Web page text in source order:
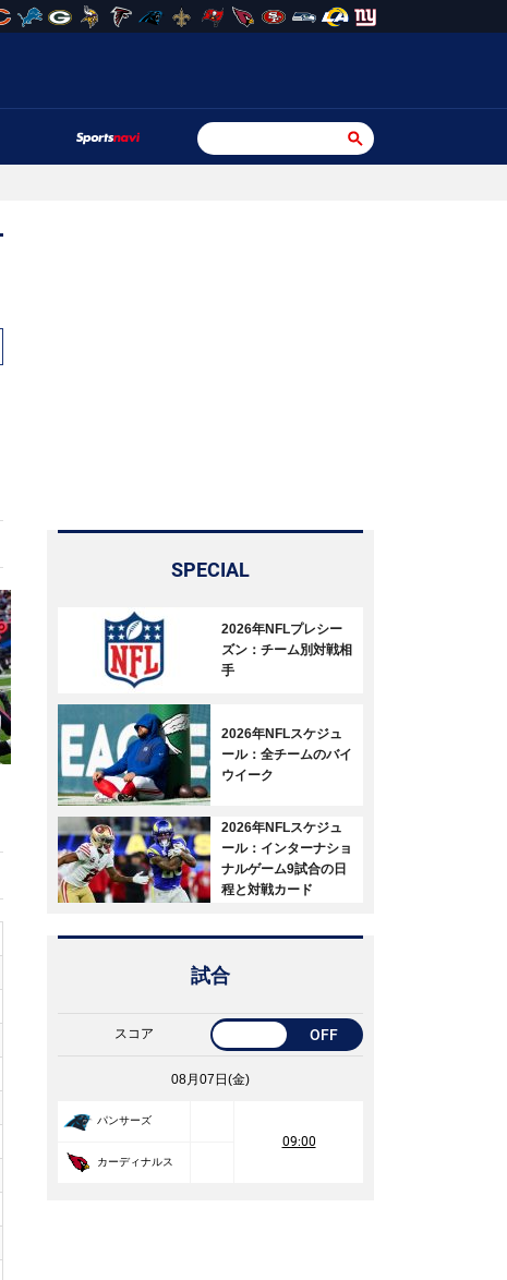
SPECIAL
2026年NFLプレシー
ズン：チーム別対戦相
手
2026年NFLスケジュ
ール：全チームのバイ
ウイーク
2026年NFLスケジュ
ール：インターナショ
ナルゲーム9試合の日
程と対戦カード
試合
スコア OFF
08月07日(金)
パンサーズ
09:00
カーディナルス